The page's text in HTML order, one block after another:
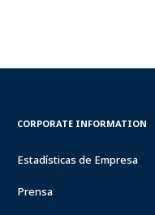
CORPORATE
CORPORATE INFORMATION
Estadísticas de Empresa
Prensa